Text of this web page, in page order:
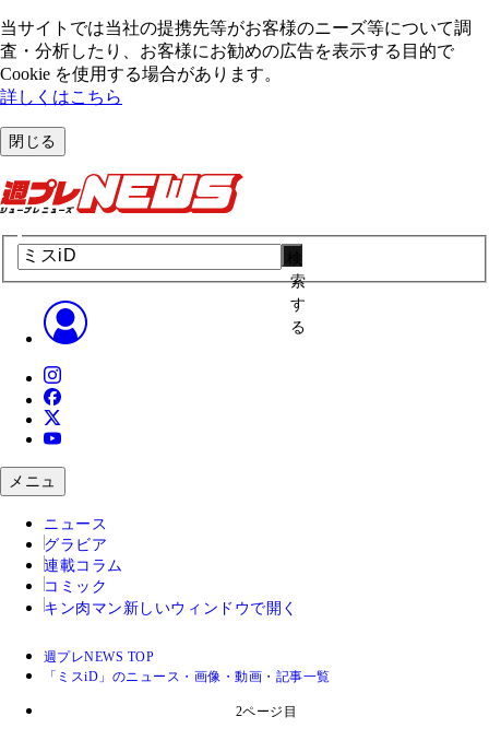
当サイトでは当社の提携先等がお客様のニーズ等について調
査・分析したり、お客様にお勧めの広告を表⽰する⽬的で
Cookie を使⽤する場合があります。
詳しくはこちら
閉じる
索
す
る
メニュ
ニュース
グラビア
連載コラム
コミック
キン肉マン 新しいウィンドウで開く
週プレNEWS TOP
「ミスiD」のニュース・画像・動画・記事一覧
2ページ目